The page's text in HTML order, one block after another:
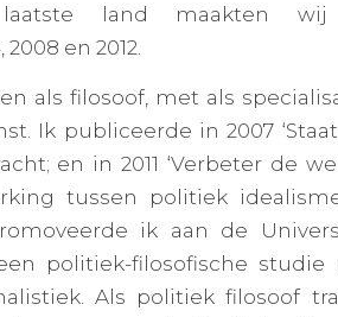
land maakten
en 2012.
als filosoof, met als
Ik publiceerde in 2007
en in 2011 ‘Verbeter de
tussen politiek
ik aan de
politiek-filosofische studie
Als politiek filosoof